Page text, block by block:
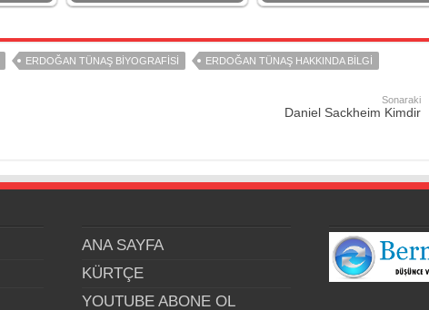
ERDOĞAN TÜNAŞ BIYOGRAFISI ERDOĞAN TÜNAŞ HAKKINDA BILGI
Sonaraki
Daniel Sackheim Kimdir
ANA SAYFA
KÜRTÇE
YOUTUBE ABONE OL